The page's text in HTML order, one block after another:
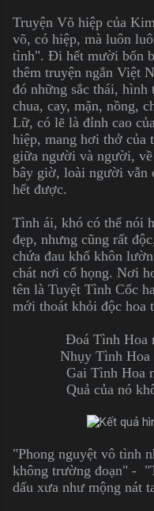
Truyện Võ hiệp của
võ, có hiệp, mà luôn
tình". Đi hết mười bốn
thêm truyện ngắn Việt
đó những sắc thái, hình
chua, cay, mặn, nồng,
Lữ, có lẽ là đỉnh cao
hiệp, mang hơi thở của
giữa người và người,
bây giờ, loài người vẫn
hết được.
Tình ái, khó có thể nói
đẹp, nhưng cũng rất
chứa đau khổ khôn
chát nơi cổ họng. Nơi
tên là Tuyệt Tình Cốc
mới thoát khỏi độc hoa
Đoá Tình Hoa
Nhụy Tình Hoa
Gai Tình Hoa
Quả của nó
"Phong nguyệt vô tình
không trường đoạn" -
dấu xưa như mộng nát